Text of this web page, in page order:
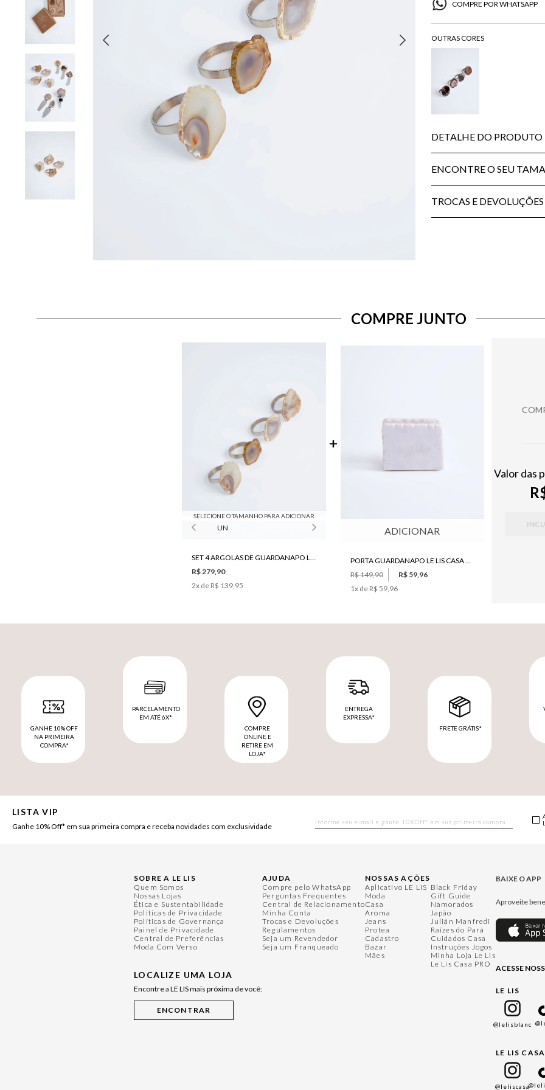
COMPRE POR WHATSAPP
DETALHE DO PRODUTO
ENCONTRE O SEU
TROCAS E DEVOLUÇÕES
COMPRE JUNTO
SELECIONE O TAMANHO PARA ADICIONAR
UN
SET 4 ARGOLAS DE GUARDANAPO LE LIS CASA CANELA
R$ 279,90
2x de R$ 139,95
ADICIONAR
PORTA GUARDANAPO LE LIS CASA ALICE III
R$ 149,90
R$ 59,96
1x de R$ 59,96
Valor das
GANHE 10% OFF
NA PRIMEIRA
COMPRA*
PARCELAMENTO
EM ATÉ 6X*
COMPRE
ONLINE E
RETIRE EM
LOJA*
ENTREGA
EXPRESSA*
FRETE GRÁTIS*
LISTA VIP
Ganhe 10% Off* em sua primeira compra e receba novidades com exclusividade
SOBRE A LE LIS
Quem Somos
Nossas Lojas
Ética e Sustentabilidade
Políticas de Privacidade
Políticas de Governança
Painel de Privacidade
Central de Preferências
Moda Com Verso
LOCALIZE UMA LOJA
Encontre a LE LIS mais próxima de você:
AJUDA
Compre pelo WhatsApp
Perguntas Frequentes
Central de Relacionamento
Minha Conta
Trocas e Devoluções
Regulamentos
Seja um Revendedor
Seja um Franqueado
NOSSAS AÇÕES
Aplicativo LE LIS
Moda
Casa
Aroma
Jeans
Protea
Cadastro
Bazar
Mães
Black Friday
Gift Guide
Namorados
Japão
Julián Manfredi
Raízes do Pará
Cuidados Casa
Instruções Jogos
Minha Loja Le Lis
Le Lis Casa PRO
BAIXE O APP
Aproveite
ACESSE
LE LIS
@lelisblanc
LE LIS CASA
@leliscasa